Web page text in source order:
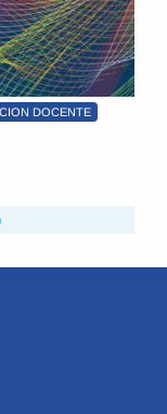
DOCENTE